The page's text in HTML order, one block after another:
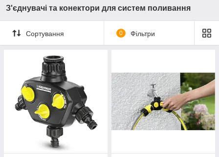
З'єднувачі та конектори для систем поливання
Сортування 0 Фільтри